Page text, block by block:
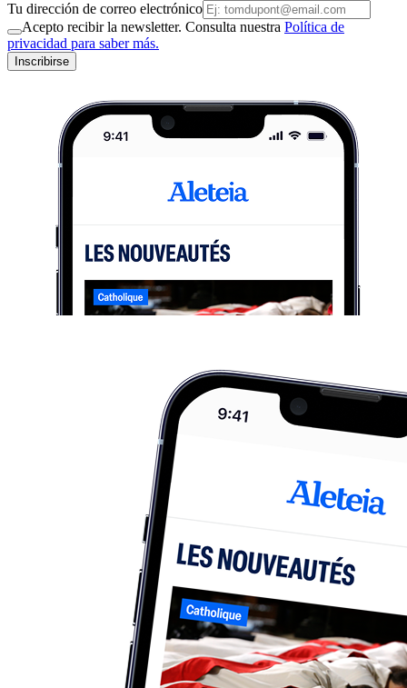
Tu dirección de correo electrónico
Acepto recibir la newsletter. Consulta nuestra Política de
privacidad para saber más.
Inscribirse